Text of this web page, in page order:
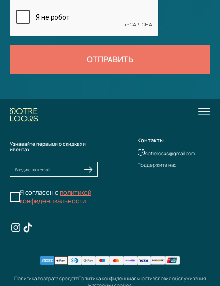
ОТПРАВИТЬ
Узнавайте первыми о скидках и
ивентах
Я согласен с политикой
конфиденциальности
Контакты
notrelocus@gmail.com
Поддержите нас
Политика возврата средствПолитика конфиденциальностиУсловия обслуживания